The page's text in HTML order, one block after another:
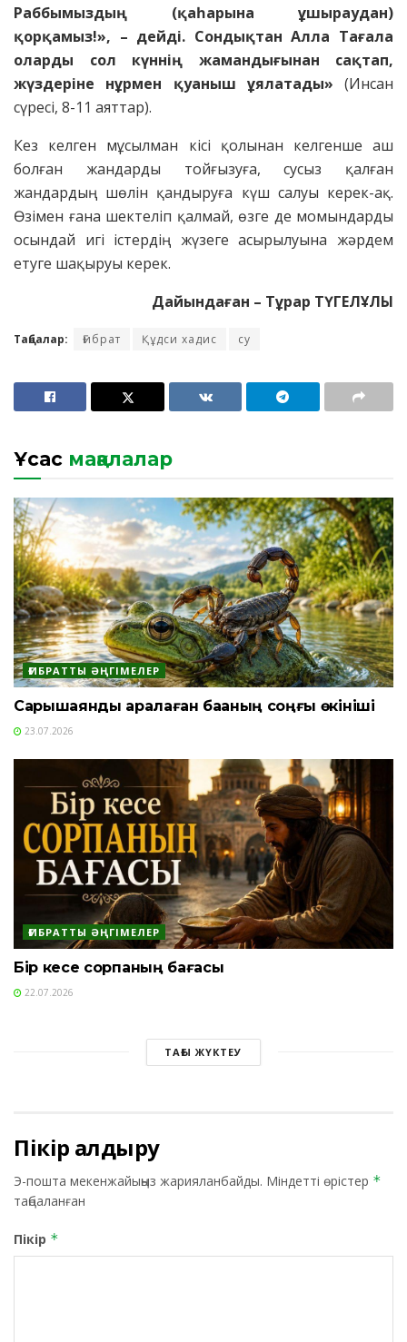
Раббымыздың (қаһарына ұшыраудан)
қорқамыз!», – дейді. Сондықтан Алла Тағала
оларды сол күннің жамандығынан сақтап,
жүздеріне нұрмен қуаныш ұялатады» (Инсан
сүресі, 8-11 аяттар).
Кез келген мұсылман кісі қолынан келгенше аш
болған жандарды тойғызуға, сусыз қалған
жандардың шөлін қандыруға күш салуы керек-ақ.
Өзімен ғана шектеліп қалмай, өзге де момындарды
осындай игі істердің жүзеге асырылуына жәрдем
етуге шақыруы керек.
Дайындаған – Тұрар ТҮГЕЛҰЛЫ
Таңбалар: Ғибрат Құдси хадис су
Ұқсас мақалалар
ҒИБРАТТЫ ӘҢГІМЕЛЕР
Сарышаянды арқалаған бақаның соңғы өкініші
23.07.2026
ҒИБРАТТЫ ӘҢГІМЕЛЕР
Бір кесе сорпаның бағасы
22.07.2026
ТАҒЫ ЖҮКТЕУ
Пікір қалдыру
Э-пошта мекенжайыңыз жарияланбайды. Міндетті өрістер *
таңбаланған
Пікір *